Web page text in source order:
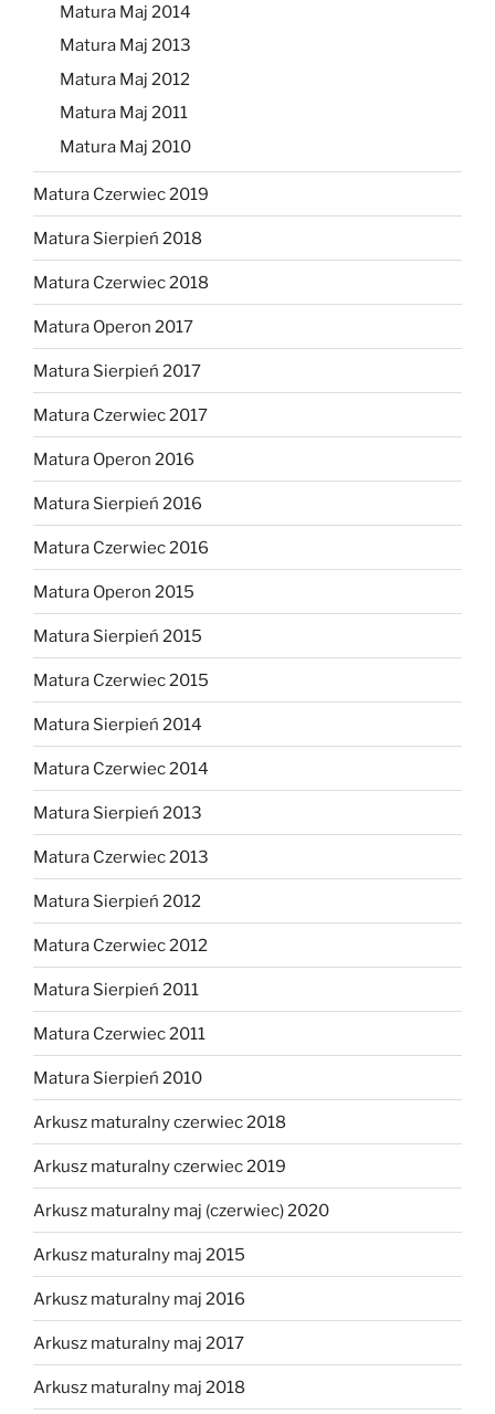
Matura Maj 2014
Matura Maj 2013
Matura Maj 2012
Matura Maj 2011
Matura Maj 2010
Matura Czerwiec 2019
Matura Sierpień 2018
Matura Czerwiec 2018
Matura Operon 2017
Matura Sierpień 2017
Matura Czerwiec 2017
Matura Operon 2016
Matura Sierpień 2016
Matura Czerwiec 2016
Matura Operon 2015
Matura Sierpień 2015
Matura Czerwiec 2015
Matura Sierpień 2014
Matura Czerwiec 2014
Matura Sierpień 2013
Matura Czerwiec 2013
Matura Sierpień 2012
Matura Czerwiec 2012
Matura Sierpień 2011
Matura Czerwiec 2011
Matura Sierpień 2010
Arkusz maturalny czerwiec 2018
Arkusz maturalny czerwiec 2019
Arkusz maturalny maj (czerwiec) 2020
Arkusz maturalny maj 2015
Arkusz maturalny maj 2016
Arkusz maturalny maj 2017
Arkusz maturalny maj 2018